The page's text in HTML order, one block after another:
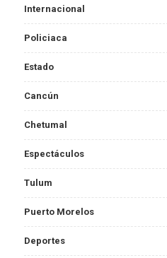
Internacional
Policiaca
Estado
Cancún
Chetumal
Espectáculos
Tulum
Puerto Morelos
Deportes